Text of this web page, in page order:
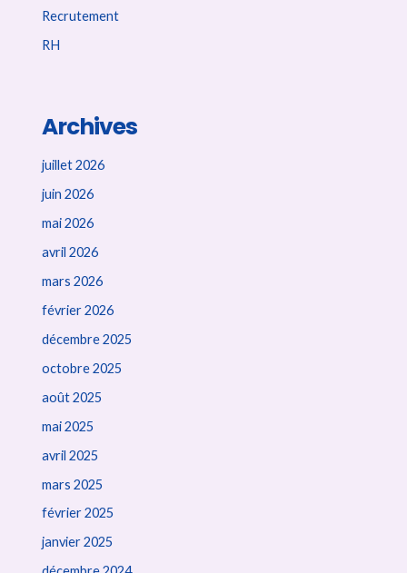
Recrutement
RH
Archives
juillet 2026
juin 2026
mai 2026
avril 2026
mars 2026
février 2026
décembre 2025
octobre 2025
août 2025
mai 2025
avril 2025
mars 2025
février 2025
janvier 2025